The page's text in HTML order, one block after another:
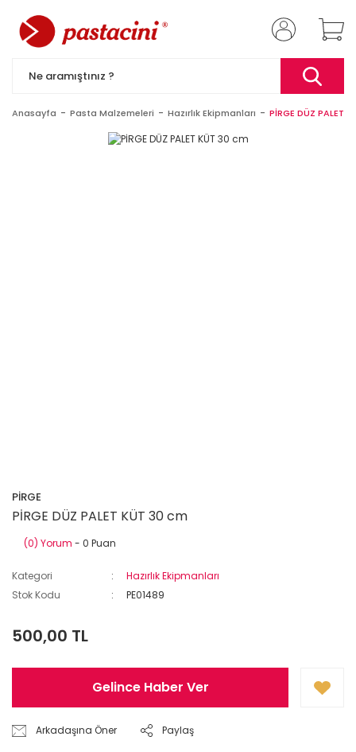
Anasayfa Pasta Malzemeleri Hazırlık Ekipmanları PİRGE DÜZ PALET
PİRGE
PİRGE DÜZ PALET KÜT 30 cm
(0) Yorum - 0 Puan
Kategori
Hazırlık Ekipmanları
Stok Kodu
PE01489
500,00 TL
Gelince Haber Ver
Arkadaşına Öner Paylaş